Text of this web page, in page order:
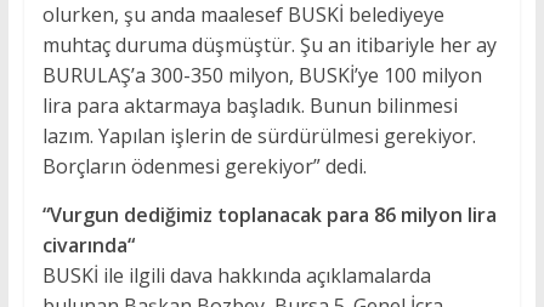
olurken, şu anda maalesef BUSKİ belediyeye
muhtaç duruma düşmüştür. Şu an itibariyle her ay
BURULAŞ’a 300-350 milyon, BUSKİ’ye 100 milyon
lira para aktarmaya başladık. Bunun bilinmesi
lazım. Yapılan işlerin de sürdürülmesi gerekiyor.
Borçların ödenmesi gerekiyor” dedi.
“Vurgun dediğimiz toplanacak para 86 milyon lira
civarında“
BUSKİ ile ilgili dava hakkında açıklamalarda